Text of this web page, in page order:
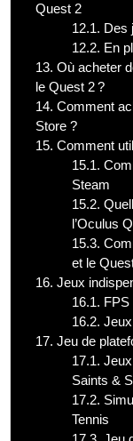
Quest 2
12.1. Des
12.2. En
13. Où acheter
le Quest 2 ?
14. Comment
Store ?
15. Comment
15.1.
Steam
15.2.
l’Oculus
15.3.
et le
16. Jeux
16.1. FPS
16.2.
17. Jeu de
17.1.
Saints &
17.2.
Tennis